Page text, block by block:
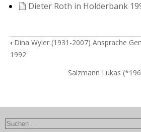
Dieter Roth in Holderbank
‹ Dina Wyler (1931-2007) Ansprache
1992
Salzmann Lukas